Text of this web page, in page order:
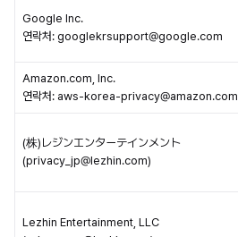
Google Inc.
연락처: googlekrsupport@google.com
Amazon.com, Inc.
연락처: aws-korea-privacy@amazon.com
(株)レジンエンターテインメント
(privacy_jp@lezhin.com)
Lezhin Entertainment, LLC